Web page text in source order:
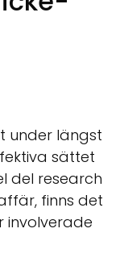
under längst
sättet
del research
finns det